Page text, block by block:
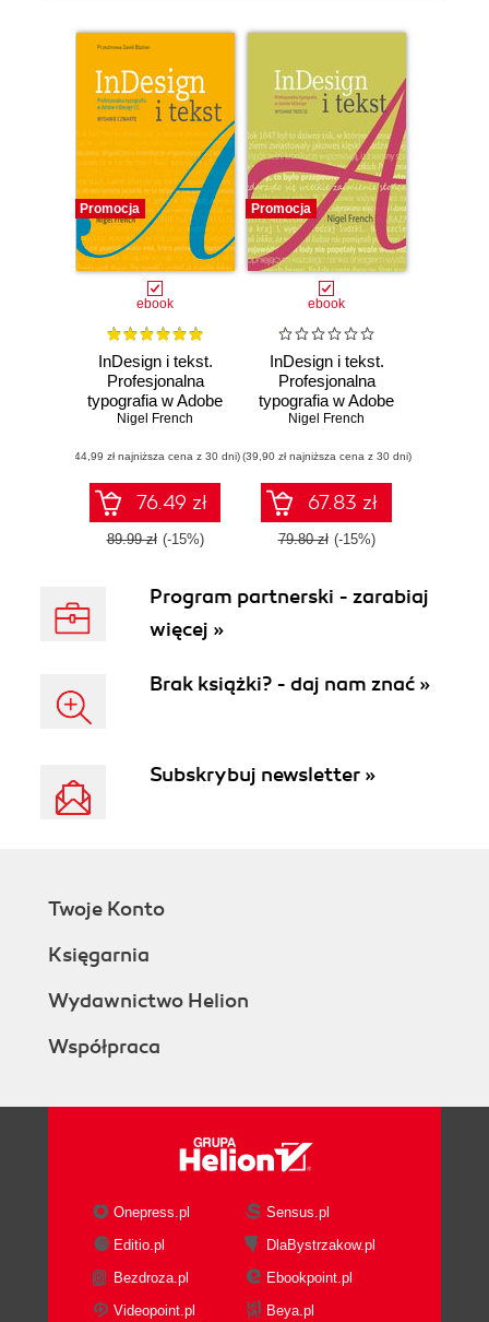
Promocja
ebook
InDesign i tekst.
Profesjonalna
typografia w Adobe
InDesign, wyd. 4
Nigel French
(44,99 zł najniższa cena z 30 dni)
76.49 zł
89.99 zł (-15%)
Promocja
ebook
InDesign i tekst.
Profesjonalna
typografia w Adobe
InDesign, wyd. 3
Nigel French
(39,90 zł najniższa cena z 30 dni)
67.83 zł
79.80 zł (-15%)
Program partnerski - zarabiaj
więcej »
Brak książki? - daj nam znać »
Subskrybuj newsletter »
Twoje Konto
Księgarnia
Wydawnictwo Helion
Współpraca
Onepress.pl
Sensus.pl
Editio.pl
DlaBystrzakow.pl
Bezdroza.pl
Ebookpoint.pl
Videopoint.pl
Beya.pl